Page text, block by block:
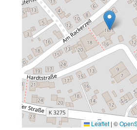
Leaflet | ©